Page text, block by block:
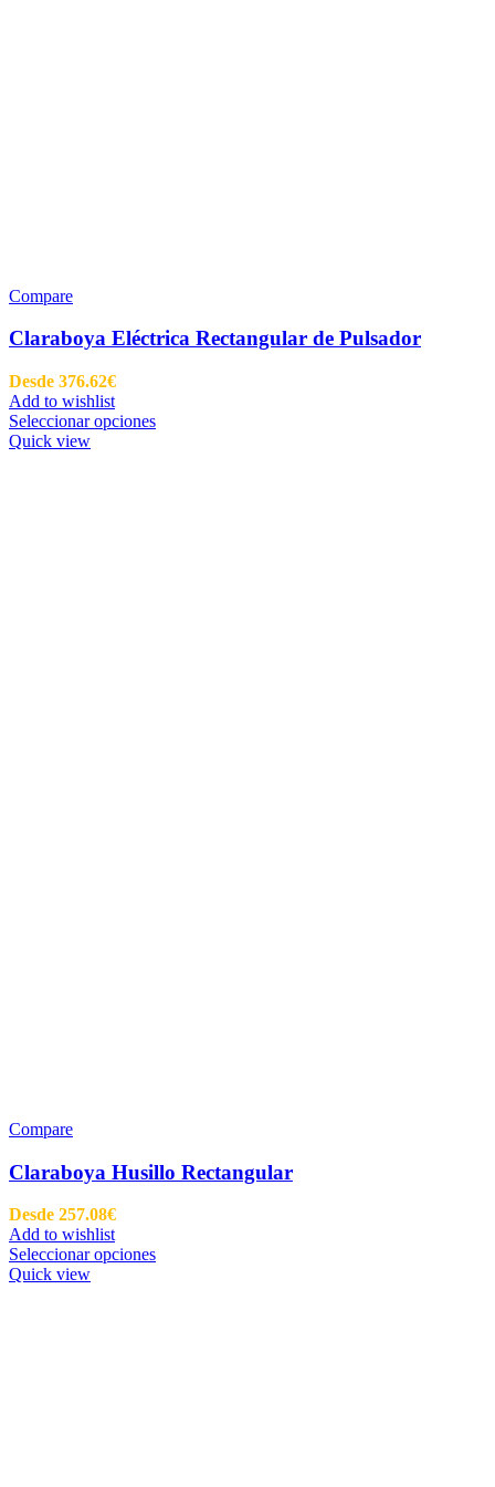
Compare
Claraboya Eléctrica Rectangular de Pulsador
Desde 376.62€
Add to wishlist
Seleccionar opciones
Quick view
Compare
Claraboya Husillo Rectangular
Desde 257.08€
Add to wishlist
Seleccionar opciones
Quick view